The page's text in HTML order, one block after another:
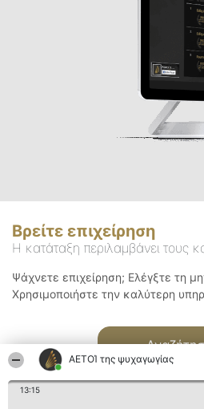
ΑΕΤΟΊ της ψυχαγωγίας
13:15
Βρείτε επιχείρηση
Η κατάταξη περιλαμβάνει τους
Ψάχνετε επιχείρηση; Ελέγξτε τη
Χρησιμοποιήστε την καλύτερη